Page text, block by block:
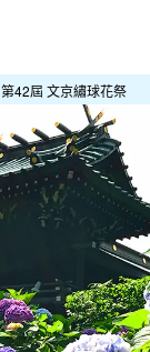
第42屆 文京繡球花祭